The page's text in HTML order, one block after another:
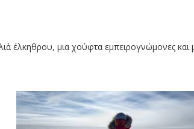
έλκηθρου, μια χούφτα εμπειρογνώμονες και